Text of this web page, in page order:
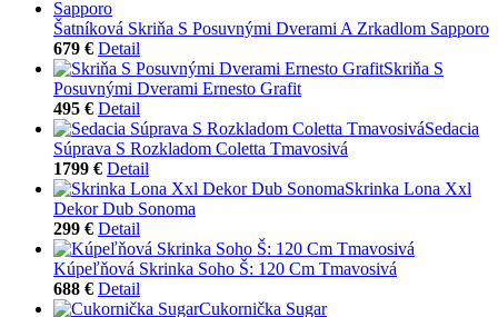
Šatníková Skriňa S Posuvnými Dverami A Zrkadlom Sapporo
679 € Detail
Skriňa S
Posuvnými Dverami Ernesto Grafit
495 € Detail
Sedacia
Súprava S Rozkladom Coletta Tmavosivá
1799 € Detail
Skrinka Lona Xxl
Dekor Dub Sonoma
299 € Detail
Kúpeľňová Skrinka Soho Š: 120 Cm Tmavosivá
688 € Detail
Cukornička Sugar